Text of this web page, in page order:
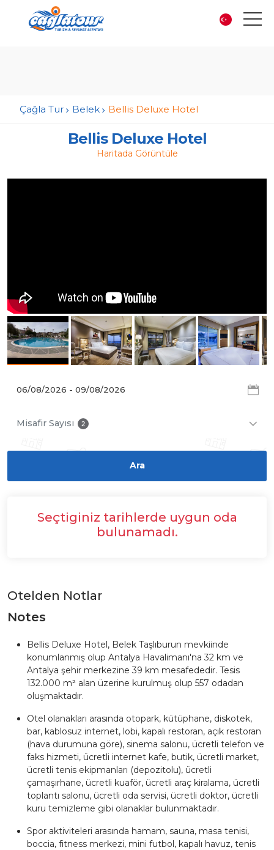
Çağla Tur Belek Bellis Deluxe Hotel
Bellis Deluxe Hotel
Haritada Görüntüle
Misafir Sayısı 2
Seçtiginiz tarihlerde uygun oda
bulunamadı.
Otelden Notlar
Notes
Bellis Deluxe Hotel, Belek Taşlıburun mevkiinde
konumlanmış olup Antalya Havalimanı'na 32 km ve
Antalya şehir merkezine 39 km mesafededir. Tesis
132.000 m² alan üzerine kurulmuş olup 557 odadan
oluşmaktadır.
Otel olanakları arasında otopark, kütüphane, diskotek,
bar, kablosuz internet, lobi, kapalı restoran, açık restoran
(hava durumuna göre), sinema salonu, ücretli telefon ve
faks hizmeti, ücretli internet kafe, butik, ücretli market,
ücretli tenis ekipmanları (depozitolu), ücretli
çamaşırhane, ücretli kuaför, ücretli araç kiralama, ücretli
toplantı salonu, ücretli oda servisi, ücretli doktor, ücretli
kuru temizleme gibi olanaklar bulunmaktadır.
Spor aktiviteleri arasında hamam, sauna, masa tenisi,
boccia, fitness merkezi, mini futbol, kapalı havuz, tenis